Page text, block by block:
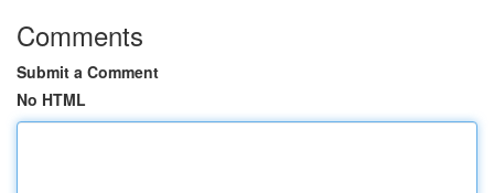
Comments
Submit a Comment
No HTML